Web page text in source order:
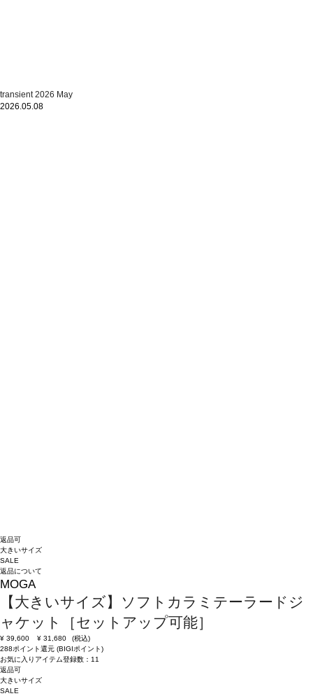
transient 2026 May
2026.05.08
返品可
大きいサイズ
SALE
返品について
MOGA
【大きいサイズ】ソフトカラミテーラードジ
ャケット［セットアップ可能］
¥ 39,600 ¥ 31,680
(税込)
288ポイント還元 (BIGIポイント)
お気に入りアイテム登録数： 11
返品可
大きいサイズ
SALE